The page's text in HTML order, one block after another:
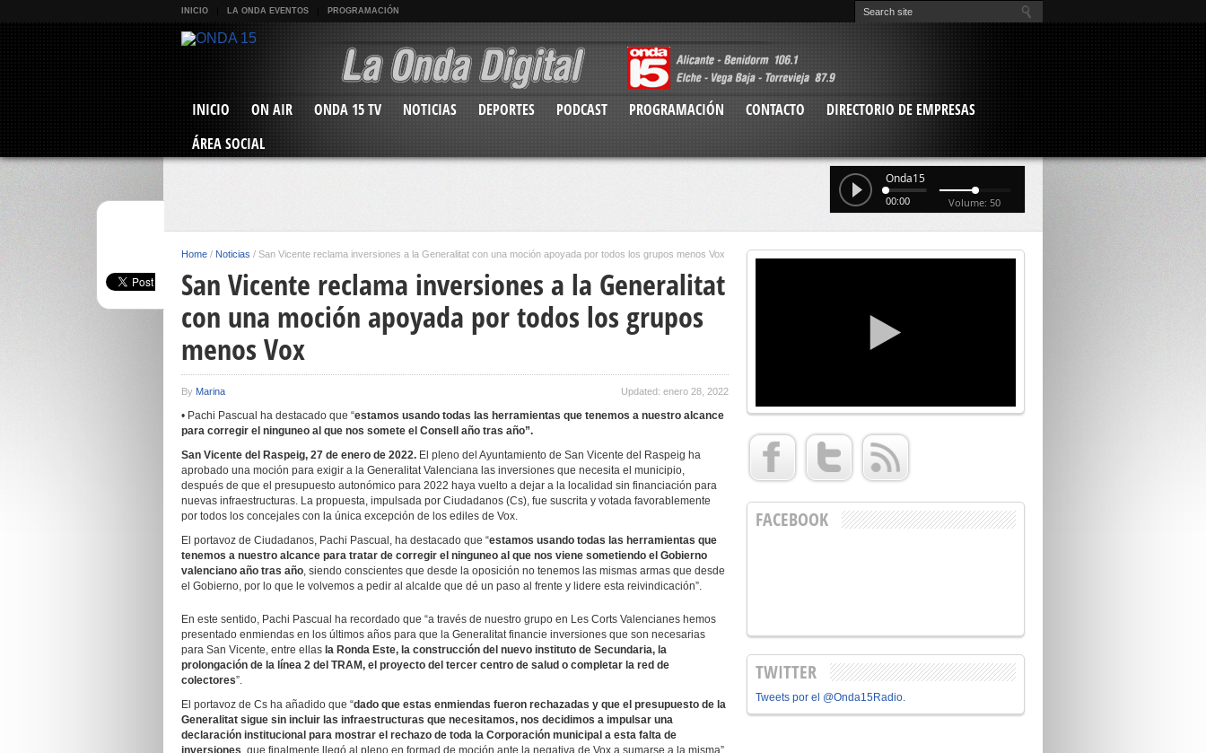
INICIO LA ONDA EVENTOS PROGRAMACIÓN
INICIO ON AIR ONDA 15 TV NOTICIAS DEPORTES PODCAST PROGRAMACIÓN CONTACTO
DIRECTORIO DE EMPRESAS
ÁREA SOCIAL
Onda15
00:00 Volume: 50
Home / Noticias / San Vicente reclama inversiones a la Generalitat con una moción apoyada por todos los grupos menos Vox
San Vicente reclama inversiones a la Generalitat
con una moción apoyada por todos los grupos
menos Vox
By Marina Updated: enero 28, 2022
• Pachi Pascual ha destacado que “estamos usando todas las herramientas que tenemos a nuestro alcance
para corregir el ninguneo al que nos somete el Consell año tras año”.
San Vicente del Raspeig, 27 de enero de 2022. El pleno del Ayuntamiento de San Vicente del Raspeig ha
aprobado una moción para exigir a la Generalitat Valenciana las inversiones que necesita el municipio,
después de que el presupuesto autonómico para 2022 haya vuelto a dejar a la localidad sin financiación para
nuevas infraestructuras. La propuesta, impulsada por Ciudadanos (Cs), fue suscrita y votada favorablemente
por todos los concejales con la única excepción de los ediles de Vox.
El portavoz de Ciudadanos, Pachi Pascual, ha destacado que “estamos usando todas las herramientas que
tenemos a nuestro alcance para tratar de corregir el ninguneo al que nos viene sometiendo el Gobierno
valenciano año tras año, siendo conscientes que desde la oposición no tenemos las mismas armas que desde
el Gobierno, por lo que le volvemos a pedir al alcalde que dé un paso al frente y lidere esta reivindicación”.
En este sentido, Pachi Pascual ha recordado que “a través de nuestro grupo en Les Corts Valencianes hemos
presentado enmiendas en los últimos años para que la Generalitat financie inversiones que son necesarias
para San Vicente, entre ellas la Ronda Este, la construcción del nuevo instituto de Secundaria, la
prolongación de la línea 2 del TRAM, el proyecto del tercer centro de salud o completar la red de
colectores”.
El portavoz de Cs ha añadido que “dado que estas enmiendas fueron rechazadas y que el presupuesto de la
Generalitat sigue sin incluir las infraestructuras que necesitamos, nos decidimos a impulsar una
declaración institucional para mostrar el rechazo de toda la Corporación municipal a esta falta de
inversiones, que finalmente llegó al pleno en formad de moción ante la negativa de Vox a sumarse a la misma”.
FACEBOOK
TWITTER
Tweets por el @Onda15Radio.